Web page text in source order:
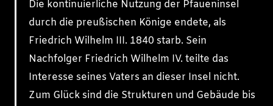
Die kontinuierliche Nutzung der Pfaueninsel
durch die preußischen Könige endete, als
Friedrich Wilhelm III. 1840 starb. Sein
Nachfolger Friedrich Wilhelm IV. teilte das
Interesse seines Vaters an dieser Insel nicht.
Zum Glück sind die Strukturen und Gebäude bis